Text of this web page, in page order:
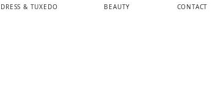
DRESS & TUXEDO BEAUTY CONTACT